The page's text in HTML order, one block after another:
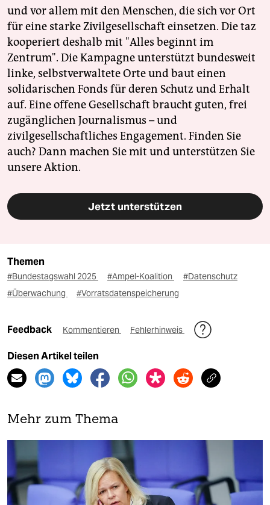
und vor allem mit den Menschen, die sich vor Ort
für eine starke Zivilgesellschaft einsetzen. Die taz
kooperiert deshalb mit "Alles beginnt im
Zentrum". Die Kampagne unterstützt bundesweit
linke, selbstverwaltete Orte und baut einen
solidarischen Fonds für deren Schutz und Erhalt
auf. Eine offene Gesellschaft braucht guten, frei
zugänglichen Journalismus – und
zivilgesellschaftliches Engagement. Finden Sie
auch? Dann machen Sie mit und unterstützen Sie
unsere Aktion.
Jetzt unterstützen
Themen
#Bundestagswahl 2025 #Ampel-Koalition
#Datenschutz
#Überwachung
#Vorratsdatenspeicherung
Feedback Kommentieren Fehlerhinweis
Diesen Artikel teilen
Mehr zum Thema